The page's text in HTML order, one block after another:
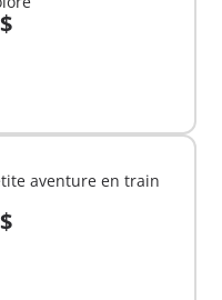
aventure en train